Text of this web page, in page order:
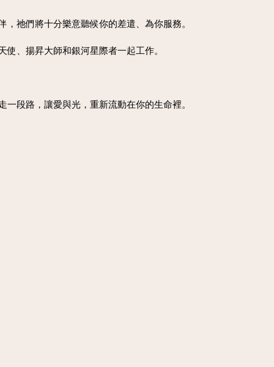
祂們將十分樂意聽候你的差遣、為你服務。
、揚昇大師和銀河星際者一起工作。
段路，讓愛與光，重新流動在你的生命裡。